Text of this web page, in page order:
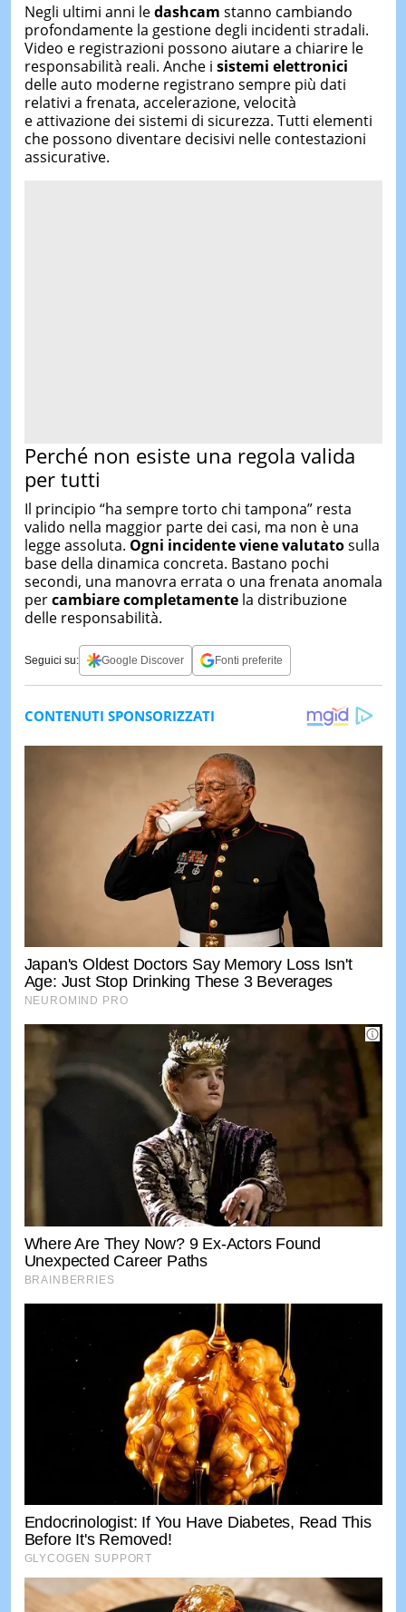
Negli ultimi anni ledashcam stanno cambiando
profondamente la gestione degli incidenti stradali.
Video e registrazioni possono aiutare a chiarire le
responsabilità reali. Anche i sistemi elettronici
delle auto moderne registrano sempre più dati
relativi a frenata, accelerazione, velocità
e attivazione dei sistemi di sicurezza. Tutti elementi
che possono diventare decisivi nelle contestazioni
assicurative.
Perché non esiste una regola valida
per tutti
Il principio “ha sempre torto chi tampona” resta
valido nella maggior parte dei casi, ma non è una
legge assoluta. Ogni incidente viene valutatosulla
base della dinamica concreta. Bastano pochi
secondi, una manovra errata o una frenata anomala
percambiare completamentela distribuzione
delle responsabilità.
Seguici su: Google Discover Fonti preferite